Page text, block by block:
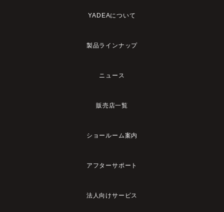
YADEAについて
製品ラインナップ
ニュース
販売店一覧
ショールーム案内
アフターサポート
法人向けサービス